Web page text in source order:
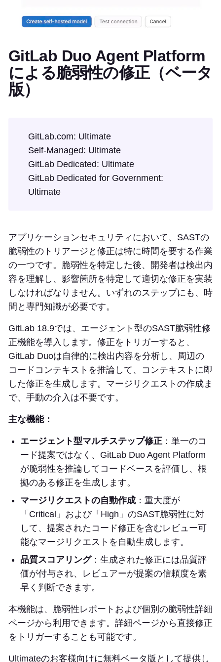
GitLab Duo Agent Platform
による脆弱性の修正（ベータ
版）
GitLab.com: Ultimate
Self-Managed: Ultimate
GitLab Dedicated: Ultimate
GitLab Dedicated for Government:
Ultimate
アプリケーションセキュリティにおいて、SASTの
脆弱性のトリアージと修正は特に時間を要する作業
の一つです。脆弱性を特定した後、開発者は検出内
容を理解し、影響箇所を特定して適切な修正を実装
しなければなりません。いずれのステップにも、時
間と専門知識が必要です。
GitLab 18.9では、エージェント型のSAST脆弱性修
正機能を導入します。修正をトリガーすると、
GitLab Duoは自律的に検出内容を分析し、周辺の
コードコンテキストを推論して、コンテキストに即
した修正を生成します。マージリクエストの作成ま
で、手動の介入は不要です。
主な機能：
エージェント型マルチステップ修正 ：単一のコ
ード提案ではなく、GitLab Duo Agent Platform
が脆弱性を推論してコードベースを評価し、根
拠のある修正を生成します。
マージリクエストの自動作成 ：重大度が
「Critical」および「High」のSAST脆弱性に対
して、提案されたコード修正を含むレビュー可
能なマージリクエストを自動生成します。
品質スコアリング：生成された修正には品質評
価が付与され、レビュアーが提案の信頼度を素
早く判断できます。
本機能は、脆弱性レポートおよび個別の脆弱性詳細
ページから利用できます。詳細ページから直接修正
をトリガーすることも可能です。
Ultimateのお客様向けに無料ベータ版として提供し